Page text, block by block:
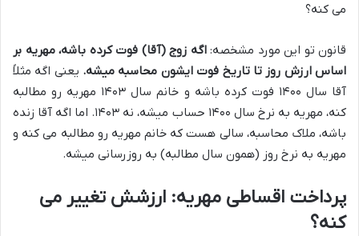
می کنه؟
قانون تو این مورد مشخصه:اگه زوج (آقا) فوت کرده باشه، مهریه بر
اساس ارزش روز تا تاریخ فوت ایشون محاسبه میشه. یعنی اگه مثلاً
آقا سال ۱۴۰۰ فوت کرده باشه و خانم سال ۱۴۰۳ مهریه رو مطالبه
کنه، مهریه به نرخ سال ۱۴۰۰ حساب میشه، نه ۱۴۰۳. اما اگه آقا زنده
باشه، ملاک محاسبه، سالی هست که خانم مهریه رو مطالبه می کنه و
مهریه به نرخ روز (همون سال مطالبه) به روزرسانی میشه.
پرداخت اقساطی مهریه: ارزشش تغییر می
کنه؟